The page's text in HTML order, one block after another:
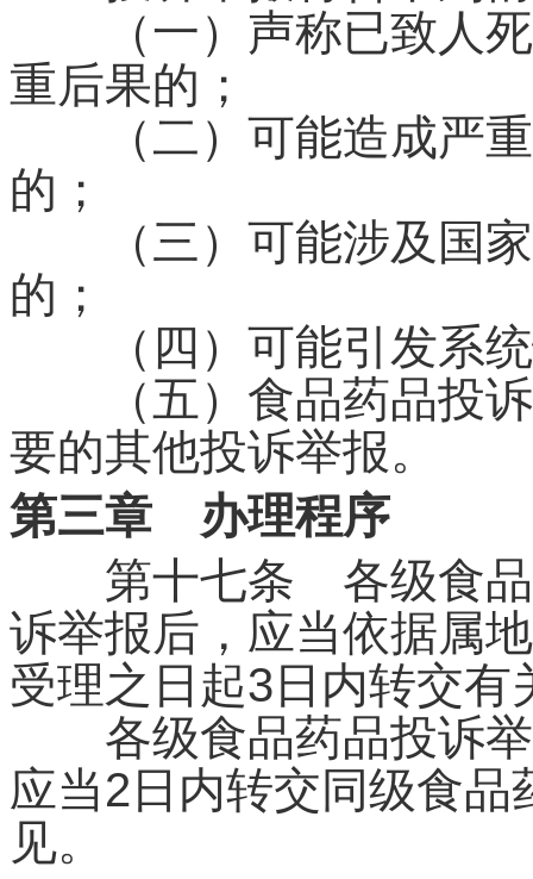
（一）声称已致人死
重后果的；
（二）可能造成严重
的；
（三）可能涉及国家
的；
（四）可能引发系统
（五）食品药品投诉
要的其他投诉举报。
第三章 办理程序
第十七条 各级食品
诉举报后，应当依据属
受理之日起3日内转交有
各级食品药品投诉举
应当2日内转交同级食
见。